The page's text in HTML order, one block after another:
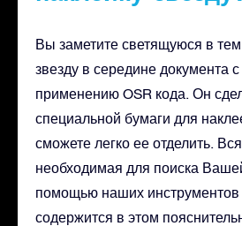
Вы заметите светящуюся в
звезду в середине документа
применению OSR кода. Он
специальной бумаги для
сможете легко ее отделить.
необходимая для поиска
помощью наших инструментов
содержится в этом